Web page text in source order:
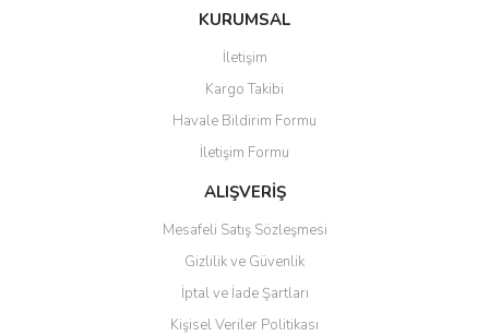
Bu ürüne ilk yorumu siz yapın!
Ürün resmi kalitesiz, bozuk veya görüntülenemiyor.
Ürün açıklamasında eksik bilgiler bulunuyor.
Ürün bilgilerinde hatalar bulunuyor.
Ürün fiyatı diğer sitelerden daha pahalı.
KURUMSAL
İletişim
Kargo Takibi
Havale Bildirim Formu
İletişim Formu
ALIŞVERİŞ
Mesafeli Satış Sözleşmesi
Gizlilik ve Güvenlik
İptal ve İade Şartları
Kişisel Veriler Politikası